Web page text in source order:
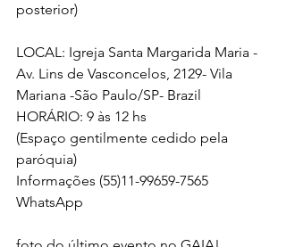
posterior)
LOCAL: Igreja Santa Margarida Maria -
Av. Lins de Vasconcelos, 2129- Vila
Mariana -São Paulo/SP- Brazil
HORÁRIO: 9 às 12 hs
(Espaço gentilmente cedido pela
paróquia)
Informações (55)11-99659-7565
WhatsApp